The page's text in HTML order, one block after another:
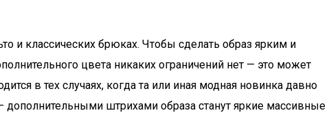
и классических брюках. Чтобы сделать образ ярким и
цвета никаких ограничений нет — это может
в тех случаях, когда та или иная модная новинка давно
штрихами образа станут яркие массивные